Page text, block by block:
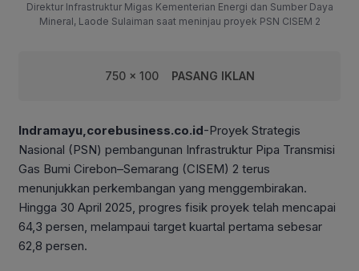
Direktur Infrastruktur Migas Kementerian Energi dan Sumber Daya
Mineral, Laode Sulaiman saat meninjau proyek PSN CISEM 2
750 x 100 PASANG IKLAN
Indramayu,corebusiness.co.id-Proyek Strategis
Nasional (PSN) pembangunan Infrastruktur Pipa Transmisi
Gas Bumi Cirebon–Semarang (CISEM) 2 terus
menunjukkan perkembangan yang menggembirakan.
Hingga 30 April 2025, progres fisik proyek telah mencapai
64,3 persen, melampaui target kuartal pertama sebesar
62,8 persen.